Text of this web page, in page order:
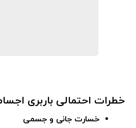
خطرات احتمالی باربری
خسارت جانی و جسمی